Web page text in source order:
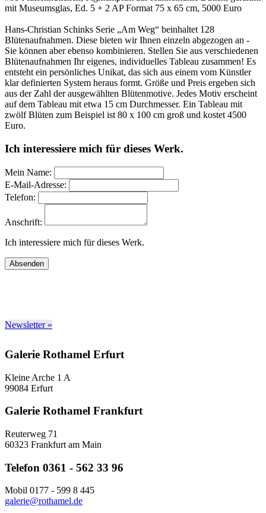
mit Museumsglas, Ed. 5 + 2 AP Format 75 x 65 cm, 5000 Euro
Hans-Christian Schinks Serie „Am Weg“ beinhaltet 128
Blütenaufnahmen. Diese bieten wir Ihnen einzeln abgezogen an -
Sie können aber ebenso kombinieren. Stellen Sie aus verschiedenen
Blütenaufnahmen Ihr eigenes, individuelles Tableau zusammen! Es
entsteht ein persönliches Unikat, das sich aus einem vom Künstler
klar definierten System heraus formt. Größe und Preis ergeben sich
aus der Zahl der ausgewählten Blütenmotive. Jedes Motiv erscheint
auf dem Tableau mit etwa 15 cm Durchmesser. Ein Tableau mit
zwölf Blüten zum Beispiel ist 80 x 100 cm groß und kostet 4500
Euro.
Ich interessiere mich für dieses Werk.
Mein Name:
E-Mail-Adresse:
Telefon:
Anschrift:
Ich interessiere mich für dieses Werk.
Absenden
Newsletter »
Galerie Rothamel Erfurt
Kleine Arche 1 A
99084 Erfurt
Galerie Rothamel Frankfurt
Reuterweg 71
60323 Frankfurt am Main
Telefon 0361 - 562 33 96
Mobil 0177 - 599 8 445
galerie@rothamel.de